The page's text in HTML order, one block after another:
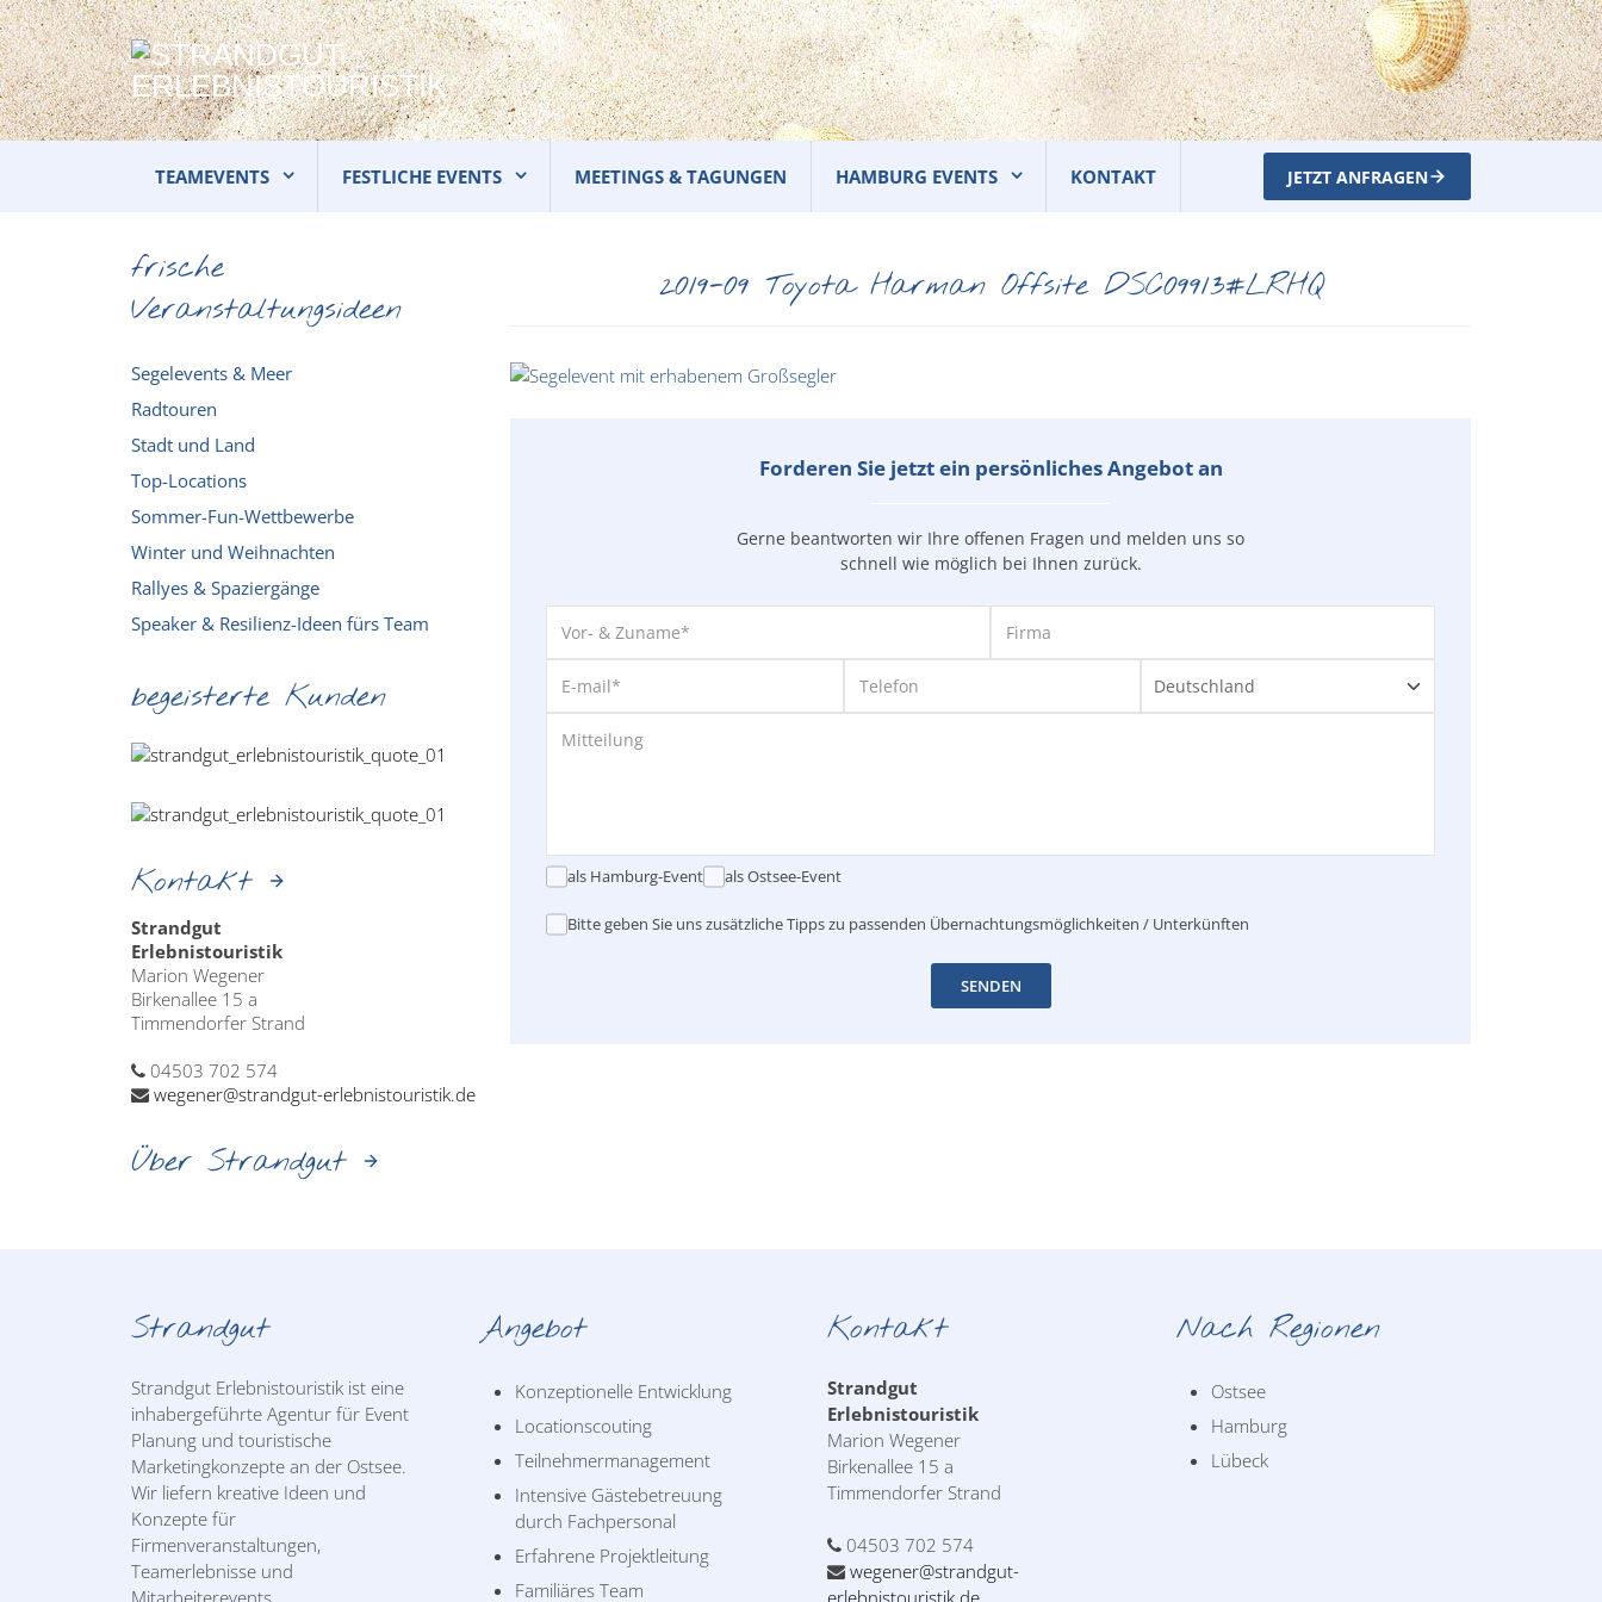
JETZT ANFRAGEN
TEAMEVENTS FESTLICHE EVENTS MEETINGS & TAGUNGEN HAMBURG EVENTS KONTAKT
2019-09 Toyota Harman Offsite DSC09913#LRHQ
Forderen Sie jetzt ein persönliches Angebot an
Gerne beantworten wir Ihre offenen Fragen und melden uns so
schnell wie möglich bei Ihnen zurück.
als Hamburg-Event als Ostsee-Event
Bitte geben Sie uns zusätzliche Tipps zu passenden Übernachtungsmöglichkeiten / Unterkünften
SENDEN
frische
Veranstaltungsideen
Segelevents & Meer
Radtouren
Stadt und Land
Top-Locations
Sommer-Fun-Wettbewerbe
Winter und Weihnachten
Rallyes & Spaziergänge
Speaker & Resilienz-Ideen fürs Team
begeisterte Kunden
Kontakt
Strandgut
Erlebnistouristik
Marion Wegener
Birkenallee 15 a
Timmendorfer Strand
04503 702 574
wegener@strandgut-erlebnistouristik.de
Über Strandgut
Strandgut
Strandgut Erlebnistouristik ist eine
inhabergeführte Agentur für Event
Planung und touristische
Marketingkonzepte an der Ostsee.
Wir liefern kreative Ideen und
Konzepte für
Firmenveranstaltungen,
Teamerlebnisse und
Mitarbeiterevents.
Angebot
Konzeptionelle Entwicklung
Locationscouting
Teilnehmermanagement
Intensive Gästebetreuung
durch Fachpersonal
Erfahrene Projektleitung
Familiäres Team
Kontakt
Strandgut
Erlebnistouristik
Marion Wegener
Birkenallee 15 a
Timmendorfer Strand
04503 702 574
wegener@strandgut-
erlebnistouristik.de
Nach Regionen
Ostsee
Hamburg
Lübeck